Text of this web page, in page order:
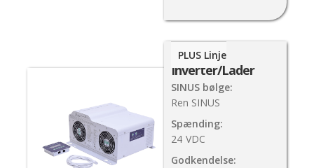
3500W
Inverter/Lader
SINUS bølge:
Ren SINUS
Spænding:
24 VDC
Godkendelse:
PLUS Linje